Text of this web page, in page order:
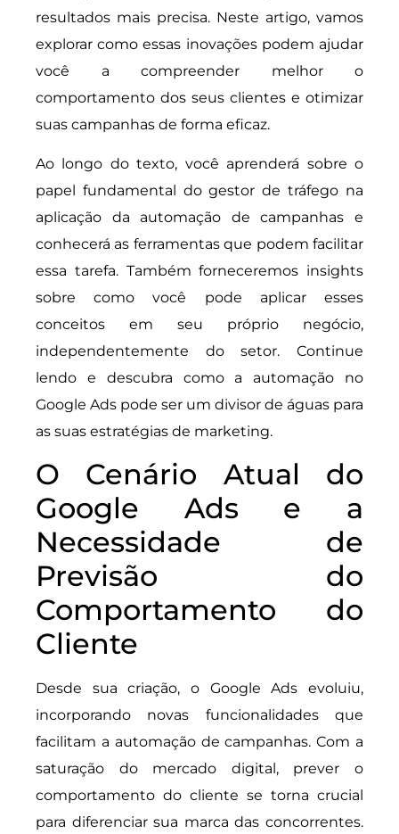
resultados mais precisa. Neste artigo, vamos
explorar como essas inovações podem ajudar
você a compreender melhor o
comportamento dos seus clientes e otimizar
suas campanhas de forma eficaz.
Ao longo do texto, você aprenderá sobre o
papel fundamental do gestor de tráfego na
aplicação da automação de campanhas e
conhecerá as ferramentas que podem facilitar
essa tarefa. Também forneceremos insights
sobre como você pode aplicar esses
conceitos em seu próprio negócio,
independentemente do setor. Continue
lendo e descubra como a automação no
Google Ads pode ser um divisor de águas para
as suas estratégias de marketing.
O Cenário Atual do
Google Ads e a
Necessidade de
Previsão do
Comportamento do
Cliente
Desde sua criação, o Google Ads evoluiu,
incorporando novas funcionalidades que
facilitam a automação de campanhas. Com a
saturação do mercado digital, prever o
comportamento do cliente se torna crucial
para diferenciar sua marca das concorrentes.